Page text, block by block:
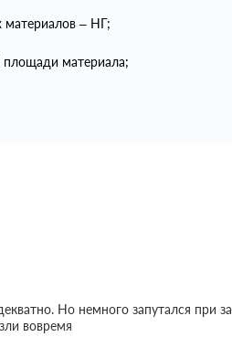
материалов – НГ;
площади материала;
Но немного запутался при
вовремя